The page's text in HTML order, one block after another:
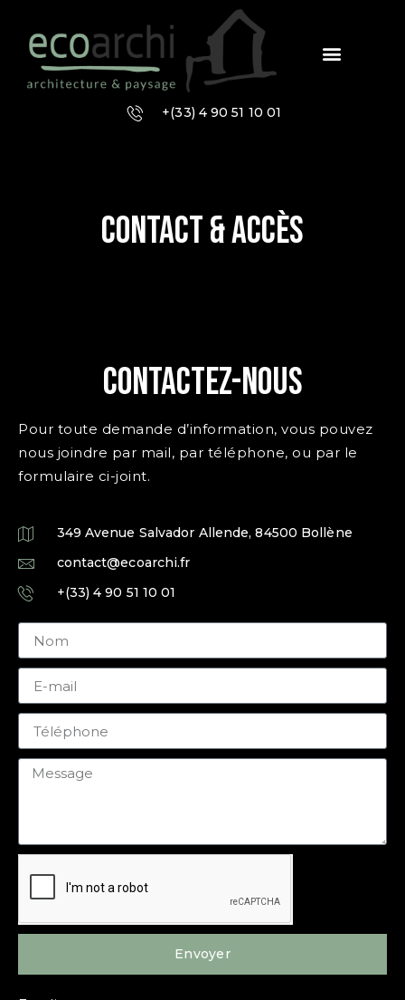
+(33) 4 90 51 10 01
Contact & accès
Contactez-nous
Pour toute demande d’information, vous pouvez
nous joindre par mail, par téléphone, ou par le
formulaire ci-joint.
349 Avenue Salvador Allende, 84500 Bollène
contact@ecoarchi.fr
+(33) 4 90 51 10 01
Envoyer